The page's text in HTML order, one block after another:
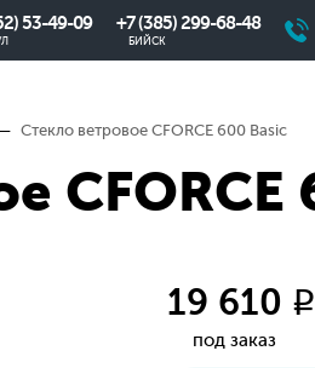
53-49-09 +7 (385) 299-68-48
БИЙСК
Стекло ветровое CFORCE 600 Basic
CFORCE
19 610 q
под заказ